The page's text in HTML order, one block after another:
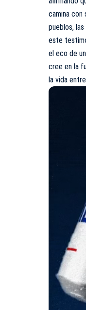
camina con
pueblos,
este
el eco de
cree en la
la vida